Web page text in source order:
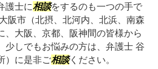
護士に相談をするのも一つの手で
阪市（北摂、北河内、北浜、南森
、大阪、京都、阪神間の皆様から
少しでもお悩みの方は、弁護士 谷
）に是非ご相談ください。